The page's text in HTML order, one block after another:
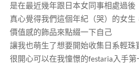
是在最近幾年跟日本女同事相處過後
真心覺得我們這個年紀（哭）的女生
價值感的飾品來點綴一下自己
讓我也萌生了想要開始收集日系輕珠
很開心可以在我憧憬的festaria入手第